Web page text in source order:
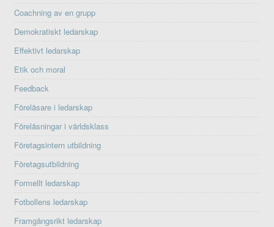
Coachning av en grupp
Demokratiskt ledarskap
Effektivt ledarskap
Etik och moral
Feedback
Föreläsare i ledarskap
Föreläsningar i världsklass
Företagsintern utbildning
Företagsutbildning
Formellt ledarskap
Fotbollens ledarskap
Framgångsrikt ledarskap